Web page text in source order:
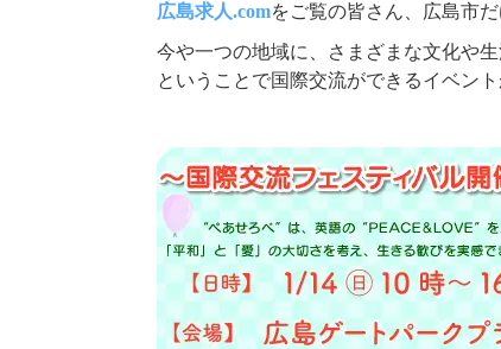
広島求人.comをご覧の皆さん、広島市
今や一つの地域に、さまざまな文化や
ということで国際交流ができるイベント